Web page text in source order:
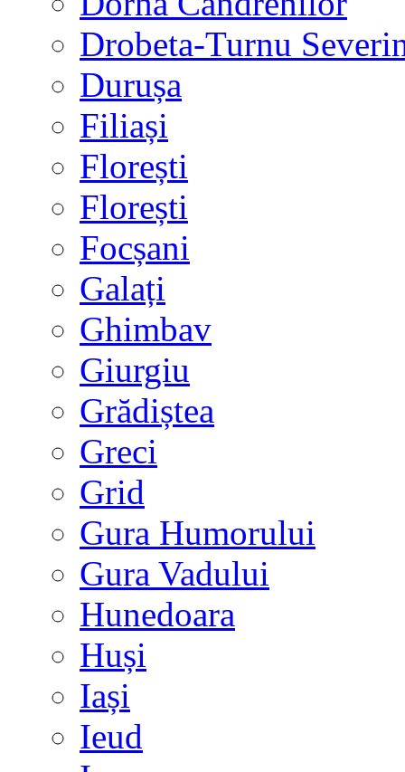
Drobeta-Turnu
Durușa
Filiași
Florești
Florești
Focșani
Galați
Ghimbav
Giurgiu
Grădiștea
Greci
Grid
Gura Humorului
Gura Vadului
Hunedoara
Huși
Iași
Ieud